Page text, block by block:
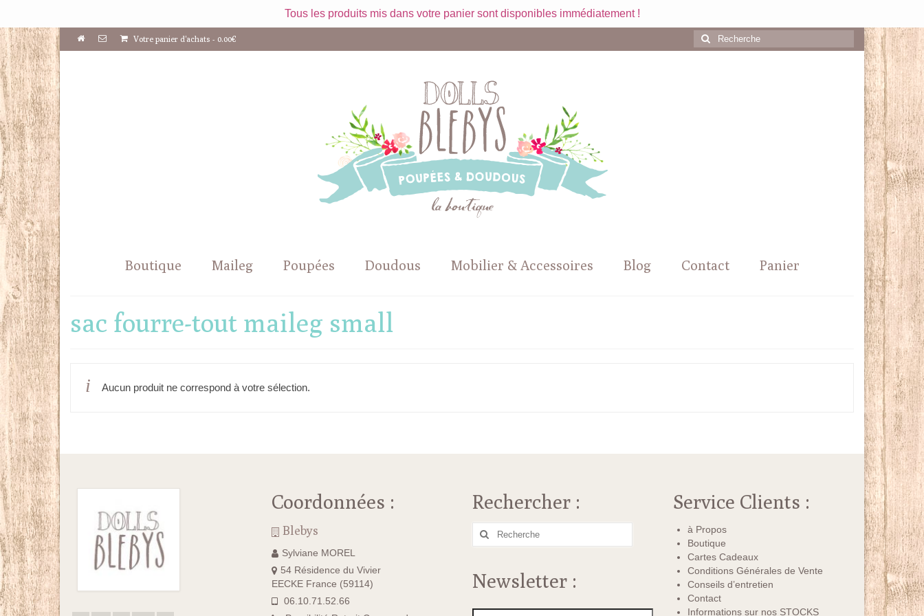
Tous les produits mis dans votre panier sont disponibles immédiatement !
Votre panier d'achats - 0.00€
Rechercher
:
Boutique Maileg Poupées Doudous Mobilier & Accessoires Blog Contact Panier
sac fourre-tout maileg small
Aucun produit ne correspond à votre sélection.
Coordonnées :
Blebys
Sylviane MOREL
54 Résidence du Vivier
EECKE France (59114)
06.10.71.52.66
Rechercher :
Rechercher
Newsletter :
Service Clients :
à Propos
Boutique
Cartes Cadeaux
Conditions Générales de Vente
Conseils d’entretien
Contact
Informations sur nos STOCKS